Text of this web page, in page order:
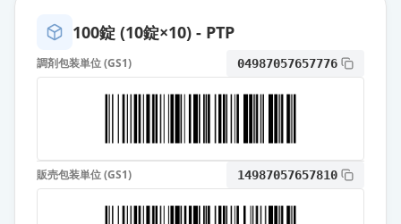
100錠 (10錠×10) - PTP
調剤包装単位 (GS1) 04987057657776
販売包装単位 (GS1) 14987057657810